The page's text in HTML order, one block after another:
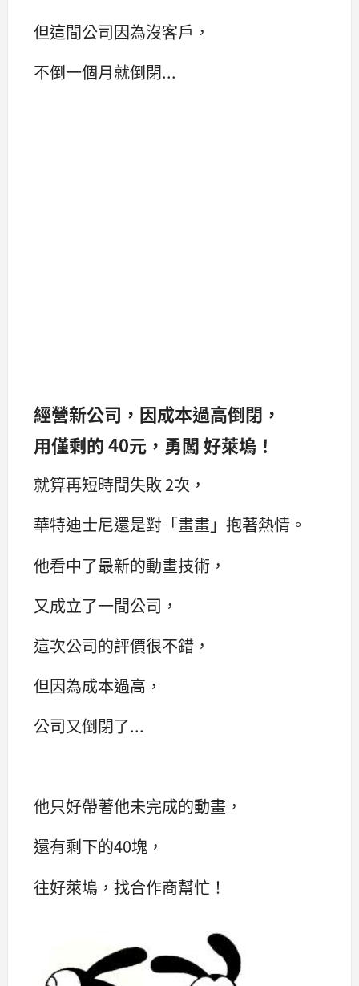
但這間公司因為沒客戶，
不倒一個月就倒閉...
經營新公司，因成本過高倒閉，
用僅剩的 40元，勇闖 好萊塢！
就算再短時間失敗 2次，
華特迪士尼還是對「畫畫」抱著熱情。
他看中了最新的動畫技術，
又成立了一間公司，
這次公司的評價很不錯，
但因為成本過高，
公司又倒閉了...
他只好帶著他未完成的動畫，
還有剩下的40塊，
往好萊塢，找合作商幫忙！